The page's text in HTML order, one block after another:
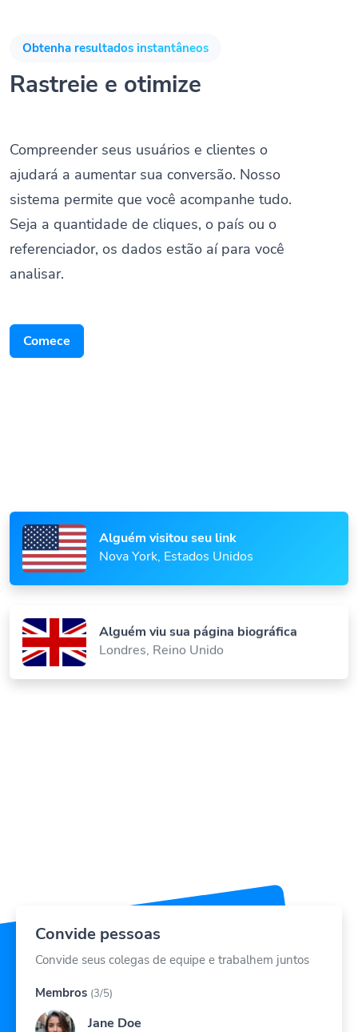
Alguém visitou seu link
Nova York, Estados Unidos
Londres, Reino Unido
ajudará a aumentar sua conversão. Nosso
sistema permite que você acompanhe tudo.
Seja a quantidade de cliques, o país ou o
referenciador, os dados estão aí para você
analisar.
Comece
Convide seus colegas de equipe e trabalhem juntos
Jane Doe
jane.doe@fiercelinks.com